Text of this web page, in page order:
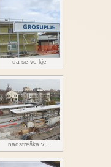
da se ve kje
nadstreška v ...